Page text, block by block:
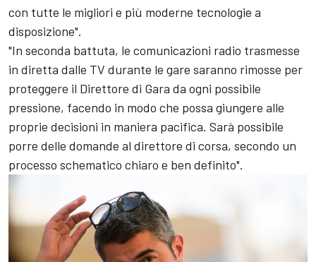
con tutte le migliori e più moderne tecnologie a
disposizione".
"In seconda battuta, le comunicazioni radio trasmesse
in diretta dalle TV durante le gare saranno rimosse per
proteggere il Direttore di Gara da ogni possibile
pressione, facendo in modo che possa giungere alle
proprie decisioni in maniera pacifica. Sarà possibile
porre delle domande al direttore di corsa, secondo un
processo schematico chiaro e ben definito".